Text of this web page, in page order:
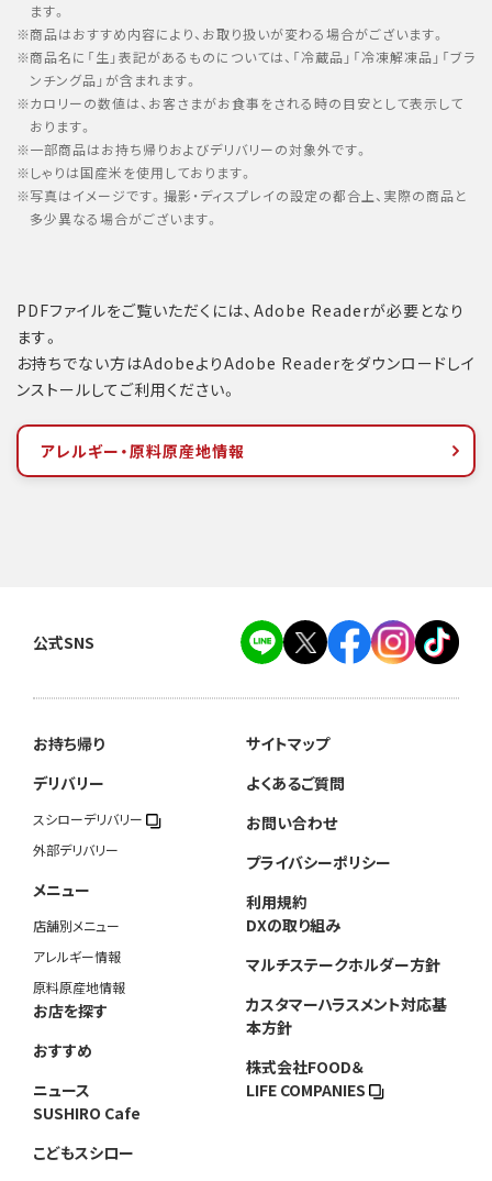
ます。
商品はおすすめ内容により、お取り扱いが変わる場合がございます。
商品名に「生」表記があるものについては、「冷蔵品」「冷凍解凍品」「ブラ
ンチング品」が含まれます。
カロリーの数値は、お客さまがお食事をされる時の目安として表示して
おります。
一部商品はお持ち帰りおよびデリバリーの対象外です。
しゃりは国産米を使用しております。
写真はイメージです。撮影・ディスプレイの設定の都合上、実際の商品と
多少異なる場合がございます。
PDFファイルをご覧いただくには、Adobe Readerが必要となり
ます。
お持ちでない方はAdobeよりAdobe Readerをダウンロードしイ
ンストールしてご利用ください。
アレルギー・原料原産地情報
公式SNS
お持ち帰り
デリバリー
スシローデリバリー
外部デリバリー
メニュー
店舗別メニュー
アレルギー情報
原料原産地情報
お店を探す
おすすめ
ニュース
SUSHIRO Cafe
こどもスシロー
サイトマップ
よくあるご質問
お問い合わせ
プライバシーポリシー
利用規約
DXの取り組み
マルチステークホルダー方針
カスタマーハラスメント対応基
本方針
株式会社FOOD＆
LIFE COMPANIES